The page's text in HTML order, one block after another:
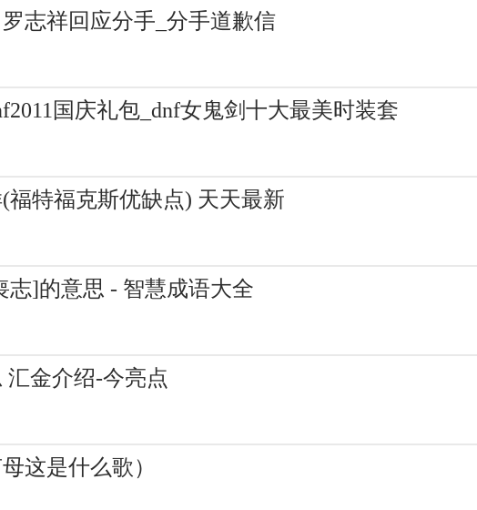
罗志祥回应分手_分手道歉信
国庆礼包_dnf女鬼剑十大最美时装套
福特福克斯优缺点) 天天最新
志]的意思 - 智慧成语大全
金介绍-今亮点
这是什么歌）